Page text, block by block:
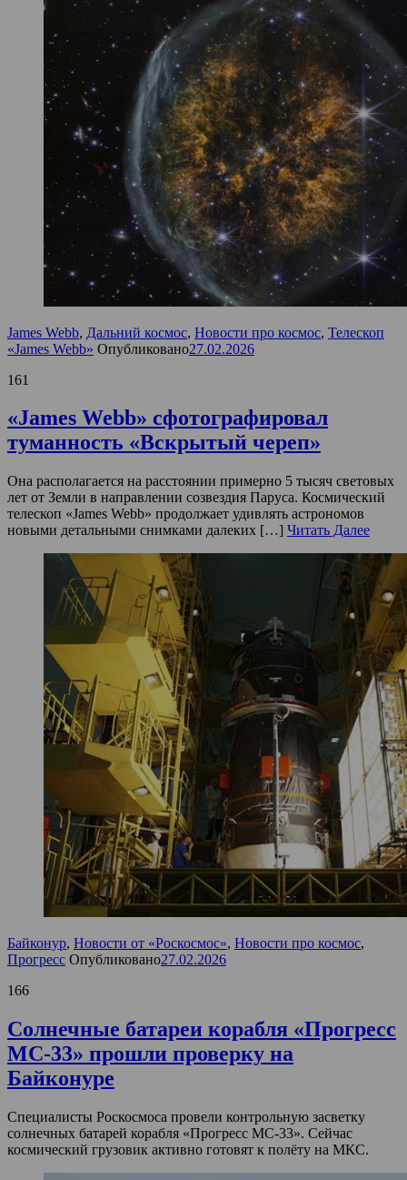
James Webb, Дальний космос, Новости про космос, Телескоп
«James Webb» Опубликовано27.02.2026
161
«James Webb» сфотографировал
туманность «Вскрытый череп»
Она располагается на расстоянии примерно 5 тысяч световых
лет от Земли в направлении созвездия Паруса. Космический
телескоп «James Webb» продолжает удивлять астрономов
новыми детальными снимками далеких […] Читать Далее
Байконур, Новости от «Роскосмос», Новости про космос,
Прогресс Опубликовано27.02.2026
166
Солнечные батареи корабля «Прогресс
МС-33» прошли проверку на
Байконуре
Специалисты Роскосмоса провели контрольную засветку
солнечных батарей корабля «Прогресс МС-33». Сейчас
космический грузовик активно готовят к полёту на МКС.